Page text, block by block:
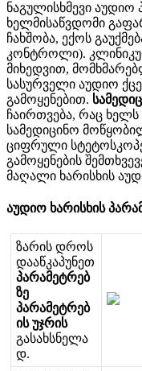
ნაგულისხმევი აუდიო
ხელმისაწვდომი გაფა
ჩახშობა, ექოს გაუქმებ
კონტროლი). კლინიკუ
მიხედვით, მომხმარებ
სასურველი აუდიო ქცე
გამოყენებით. სამედიც
ჩაირთვება, რაც ხელს
სამედიცინო მოწყობი
ციფრული სტეტოსკოპ
გამოყენების შემთხვევ
მაღალი ხარისხის აუდ
აუდიო ხარისხის პარა
ზარის დროს
დააწკაპუნეთ
პარამეტრებ
ზე
პარამეტრებ
ის უჯრის
გასახსნელა
დ.